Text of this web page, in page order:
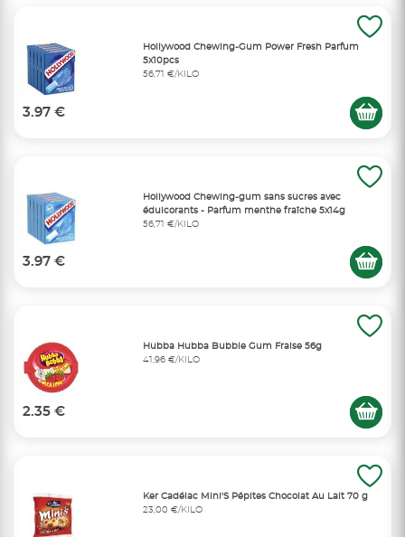
Hollywood Chewing-Gum Power Fresh Parfum
5x10pcs
56,71 €/KILO
3.97 €
Hollywood Chewing-gum sans sucres avec
édulcorants - Parfum menthe fraîche 5x14g
56,71 €/KILO
3.97 €
Hubba Hubba Bubble Gum Fraise 56g
41,96 €/KILO
2.35 €
Ker Cadélac Mini'S Pépites Chocolat Au Lait 70 g
23,00 €/KILO